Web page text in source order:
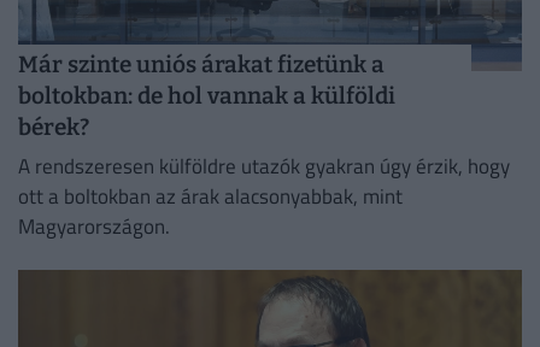
Már szinte uniós árakat fizetünk a
boltokban: de hol vannak a külföldi
bérek?
A rendszeresen külföldre utazók gyakran úgy érzik, hogy
ott a boltokban az árak alacsonyabbak, mint
Magyarországon.